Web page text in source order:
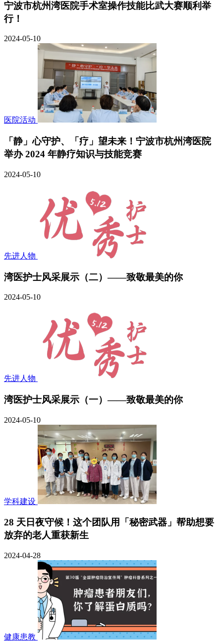
宁波市杭州湾医院手术室操作技能比武大赛顺利举
行！
2024-05-10
医院活动
「静」心守护、「疗」望未来！宁波市杭州湾医院
举办 2024 年静疗知识与技能竞赛
2024-05-10
先进人物
湾医护士风采展示（二）——致敬最美的你
2024-05-10
先进人物
湾医护士风采展示（一）——致敬最美的你
2024-05-10
学科建设
28 天日夜守候！这个团队用「秘密武器」帮助想要
放弃的老人重获新生
2024-04-28
健康患教